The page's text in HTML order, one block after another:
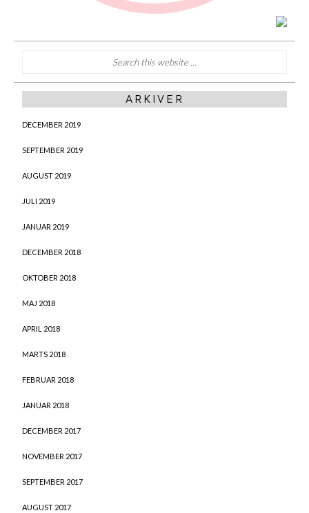
ARKIVER
DECEMBER 2019
SEPTEMBER 2019
AUGUST 2019
JULI 2019
JANUAR 2019
DECEMBER 2018
OKTOBER 2018
MAJ 2018
APRIL 2018
MARTS 2018
FEBRUAR 2018
JANUAR 2018
DECEMBER 2017
NOVEMBER 2017
SEPTEMBER 2017
AUGUST 2017